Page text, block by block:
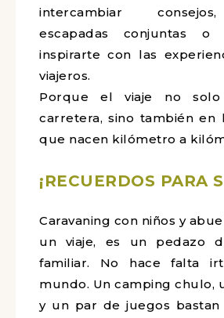
intercambiar
escapadas conjuntas o
inspirarte con las
viajeros.
Porque el viaje no
carretera, sino también en
que nacen kilómetro a
¡RECUERDOS PARA
Caravaning con niños y
un viaje, es un pedazo
familiar. No hace falta
mundo. Un camping chulo,
y un par de juegos